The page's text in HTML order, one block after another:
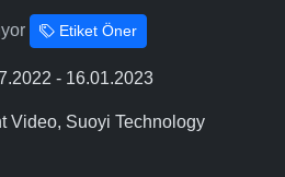
Etiket Öner
- 16.01.2023
Video, Suoyi Technology